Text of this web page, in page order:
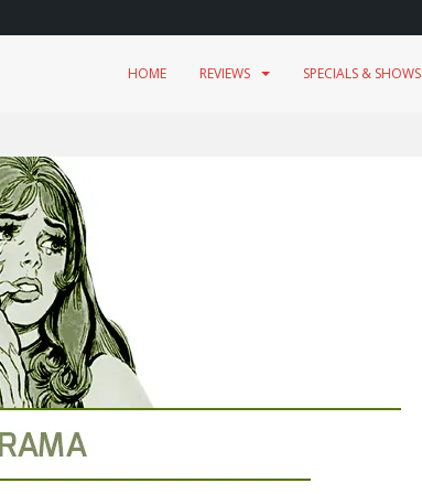
HOME REVIEWS SPECIALS & SHOWS